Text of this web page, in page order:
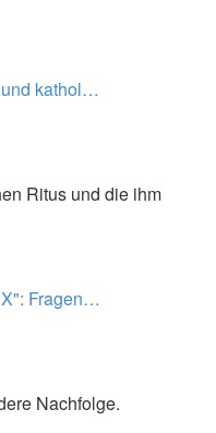
kathol…
Ritus und die ihm
Fragen…
Nachfolge.